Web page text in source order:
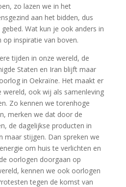
zo lazen we in het
aan het bidden, dus
Wat kun je ook anders in
inspiratie van boven.
tijden in onze wereld, de
Staten en Iran blijft maar
in Oekraïne. Het maakt er
ook wij als samenleving
Zo kennen we torenhoge
merken we dat door de
de dagelijkse producten in
maar stijgen. Dan spreken we
om huis te verlichten en
oorlogen doorgaan op
kennen we ook oorlogen
tegen de komst van